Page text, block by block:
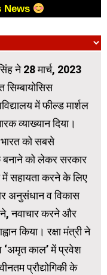
News
ने 28 मार्च, 2023
सिम्बायोसिस
में फील्ड मार्शल
व्याख्यान दिया।
को सबसे
बनाने को लेकर सरकार
सहायता करने के लिए
अनुसंधान व विकास
नवाचार करने और
किया। रक्षा मंत्री ने
‘अमृत काल’ में प्रवेश
प्रौद्योगिकी के